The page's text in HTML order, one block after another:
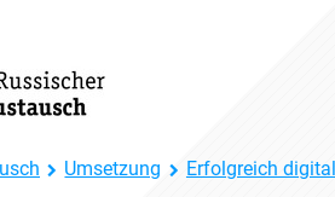
Umsetzung Erfolgreich